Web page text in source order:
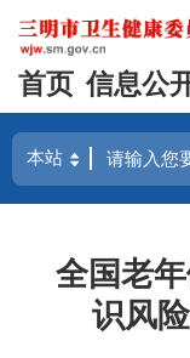
首页 信息公
全国老年
识风